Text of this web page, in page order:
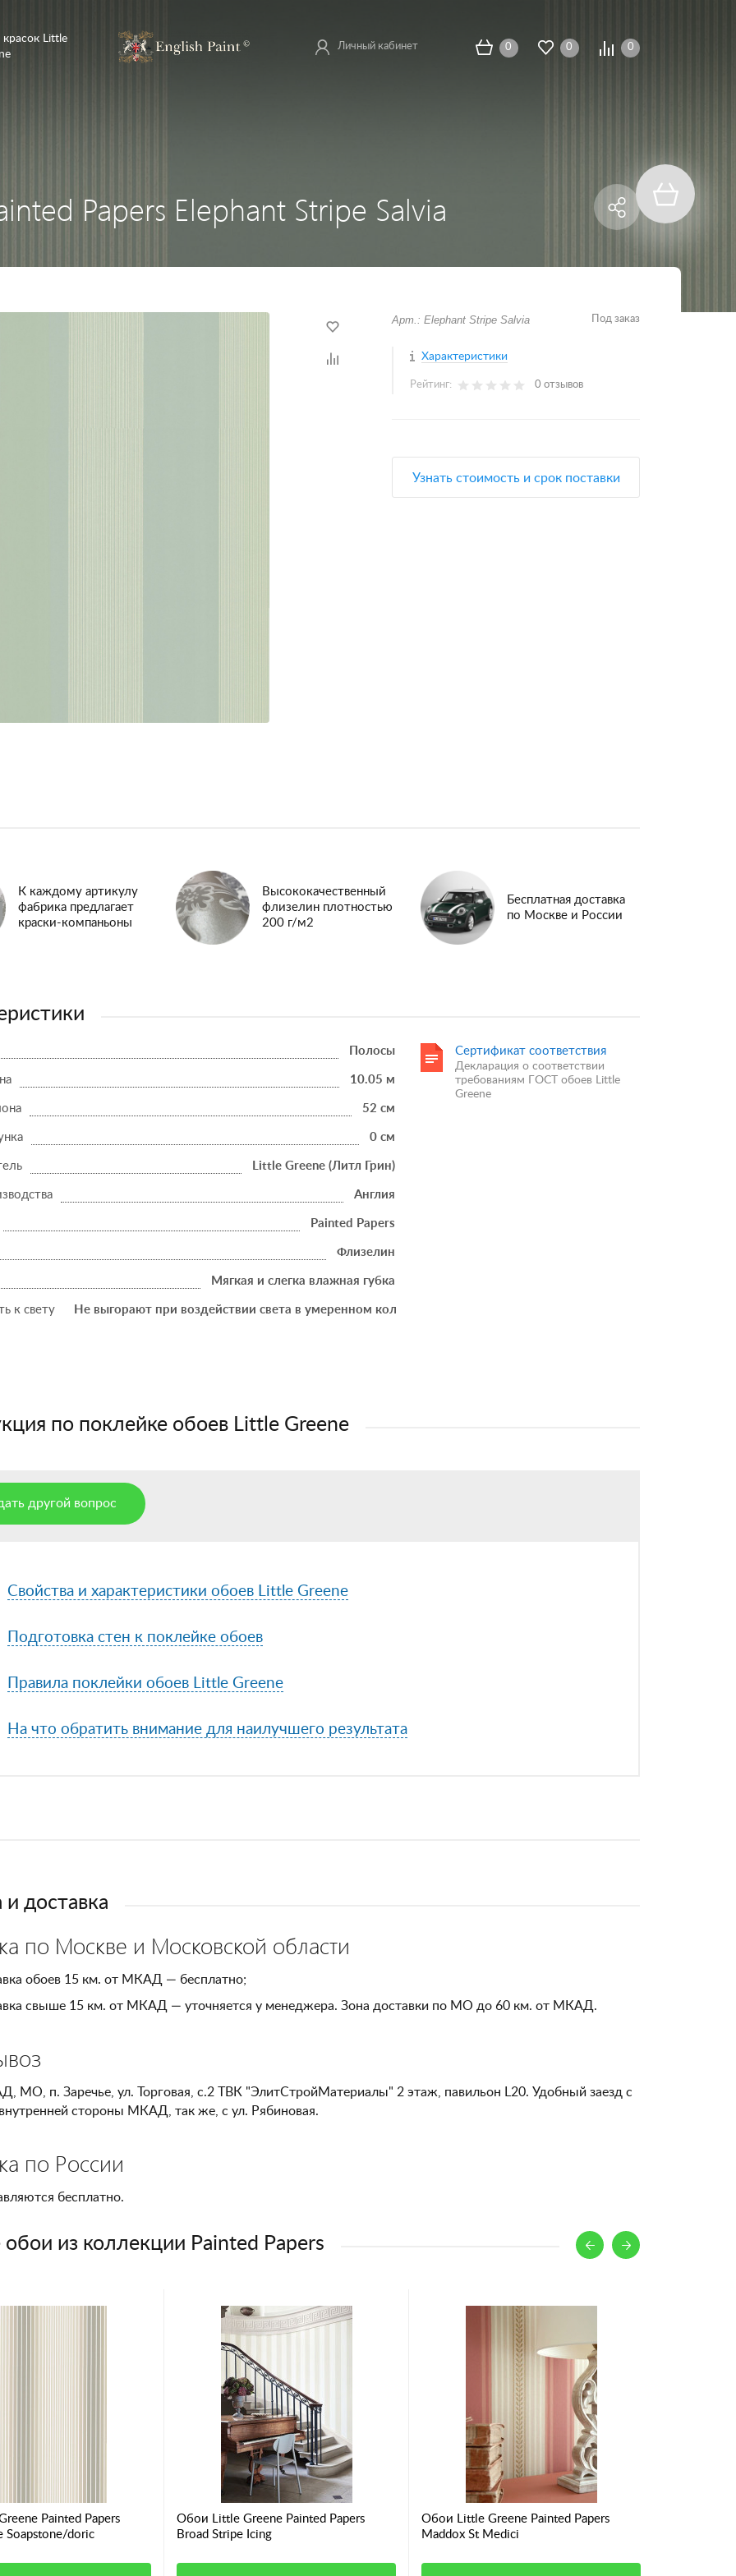
красок Little
Личный кабинет 0 0 0
Papers Elephant Stripe Salvia
Арт.: Elephant Stripe Salvia Под заказ
Характеристики
Рейтинг: 0 отзывов
Узнать стоимость и срок поставки
К каждому артикулу
фабрика предлагает
краски-компаньоны
Высококачественный
флизелин плотностью
200 г/м2
Бесплатная доставка
по Москве и России
Полосы
10.05 м
52 см
0 см
Little Greene (Литл Грин)
Англия
Painted Papers
Флизелин
Мягкая и слегка влажная губка
к свету Не выгорают при воздействии света в умеренном количестве
Сертификат соответствия
Декларация о соответствии
требованиям ГОСТ обоев Little
Greene
по поклейке обоев Little Greene
другой вопрос
Свойства и характеристики обоев Little Greene
Подготовка стен к поклейке обоев
Правила поклейки обоев Little Greene
На что обратить внимание для наилучшего результата
доставка
по Москве и Московской области
обоев 15 км. от МКАД — бесплатно;
свыше 15 км. от МКАД — уточняется у менеджера. Зона доставки по МО до 60 км. от МКАД.
МО, п. Заречье, ул. Торговая, с.2 ТВК "ЭлитСтройМатериалы" 2 этаж, павильон L20. Удобный заезд с
стороны МКАД, так же, с ул. Рябиновая.
по России
бесплатно.
из коллекции Painted Papers
Painted Papers
Soapstone/doric
Обои Little Greene Painted Papers
Broad Stripe Icing
Обои Little Greene Painted Papers
Maddox St Medici